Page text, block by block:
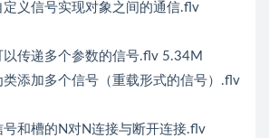
义信号实现对象之间的通信.flv
传递多个参数的信号.flv 5.34M
添加多个信号（重载形式的信号）.flv
和槽的N对N连接与断开连接.flv